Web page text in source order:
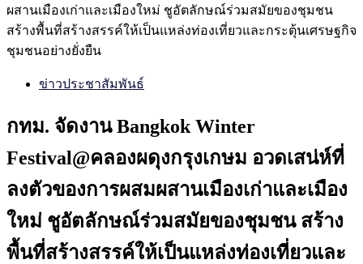
ผสานเมืองเก่าและเมืองใหม่ ชูอัตลักษณ์ร่วมสมัยของชุมชน
สร้างพื้นที่สร้างสรรค์ให้เป็นแหล่งท่องเที่ยวและกระตุ้นเศรษฐกิจ
ชุมชนอย่างยั่งยืน
ข่าวประชาสัมพันธ์
กทม. จัดงาน Bangkok Winter
Festival@คลองผดุงกรุงเกษม อวดเสน่ห์ที่
ลงตัวของการผสมผสานเมืองเก่าและเมือง
ใหม่ ชูอัตลักษณ์ร่วมสมัยของชุมชน สร้าง
พื้นที่สร้างสรรค์ให้เป็นแหล่งท่องเที่ยวและ